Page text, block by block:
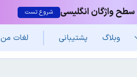
واژگان انگلیسی شروع تست
وبلاگ پشتیبانی لغات من